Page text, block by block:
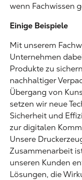
wenn Fachwissen
Einige Beispiele
Mit unserem
Unternehmen
Produkte zu
nachhaltiger
Übergang von
setzen wir neue
Sicherheit und
zur digitalen
Unsere
Zusammenarbeit
unseren Kunden
Lösungen, die